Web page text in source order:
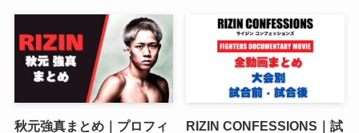
秋元強真まとめ｜プロフィ
RIZIN CONFESSIONS｜試